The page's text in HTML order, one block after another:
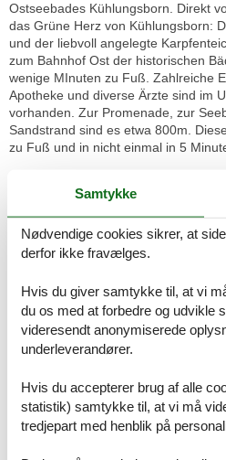
Ostseebades Kühlungsborn. Direkt
das Grüne Herz von Kühlungsborn:
und der liebvoll angelegte
zum Bahnhof Ost der historischen
wenige MInuten zu Fuß. Zahlreiche
Apotheke und diverse Ärzte sind im
vorhanden. Zur Promenade, zur
Sandstrand sind es etwa 800m.
zu Fuß und in nicht einmal in 5
Sie wohnen in einer gemütlichen 40
im 1. OG eines villenartigen
Wohn- und Küchenbreich ist
Kleingeräten, Flat TV sowie einer
Clubtisch. Von hier aus gelangen
Balkon. Vom Wohnzimmer gelangen
Badezimmer mit Dusche/WC sowie
Schlafzimmer mit einem Doppelbett
BESONDERHEITEN
Wir bitten um Ihr Verständnis, dass
Samtykke
Nødvendige cookies sikrer, at
derfor ikke fravælges.
Hvis du giver samtykke til, at vi
du os med at forbedre og udvikle
videresendt anonymiserede
underleverandører.
Hvis du accepterer brug af alle
statistik) samtykke til, at vi må
tredjepart med henblik på